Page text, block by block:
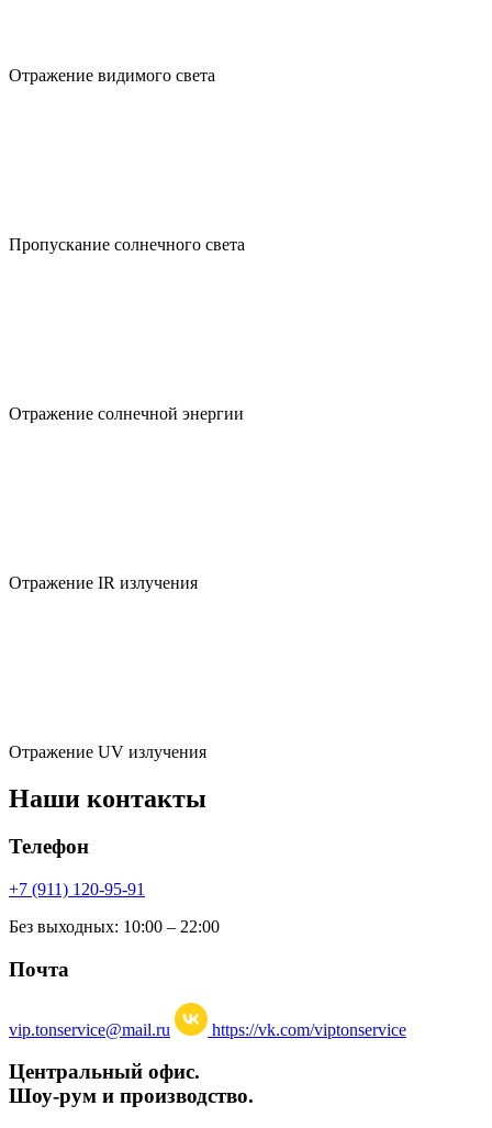
Отражение видимого света
Пропускание солнечного света
Отражение солнечной энергии
Отражение IR излучения
Отражение UV излучения
Наши контакты
Телефон
+7 (911) 120-95-91
Без выходных: 10:00 – 22:00
Почта
vip.tonservice@mail.ru https://vk.com/viptonservice
Центральный офис.
Шоу-рум и производство.